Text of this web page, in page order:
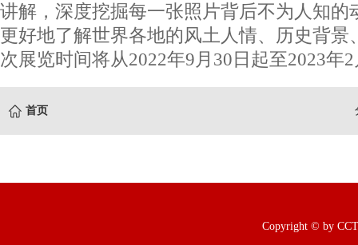
讲解，深度挖掘每一张照片背后不为人知的
更好地了解世界各地的风土人情、历史
次展览时间将从2022年9月30日起至2023年
首页
Copyright © by